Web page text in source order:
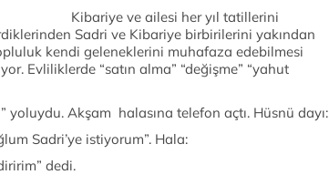
Kibariye ve ailesi her yıl tatillerini
Sadri ve Kibariye birbirilerini yakından
kendi geleneklerini muhafaza edebilmesi
Evliliklerde “satın alma” “değişme” “yahut
yoluydu. Akşam halasına telefon açtı. Hüsnü dayı:
Sadri’ye istiyorum”. Hala:
dedi.